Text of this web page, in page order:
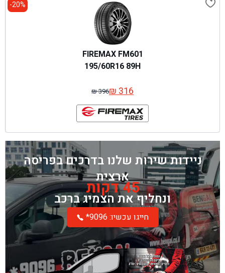
20%-
FIREMAX FM601
195/60R16 89H
₪396
המחיר
המקורי
היה:
₪ 396.
₪316 המחיר
הנוכחי
הוא:
₪ 316.
ניידות שירות שלנו בדרכים בפריסה
ארצית
45 דקות
ונחליף את הצמיג ברכב
*חייגו עכשיו: 9096